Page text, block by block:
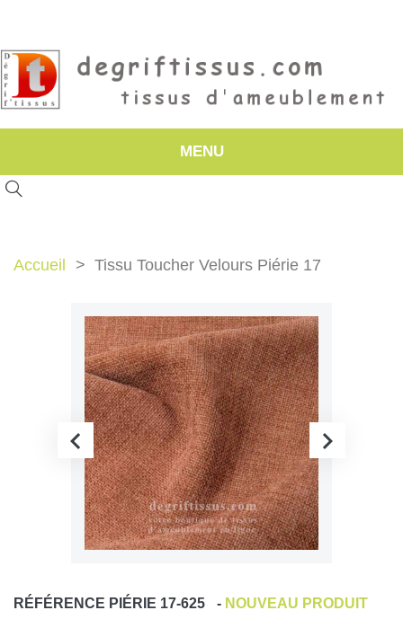
MENU
Accueil Tissu Toucher Velours Piérie 17
RÉFÉRENCE PIÉRIE 17-625 - NOUVEAU PRODUIT